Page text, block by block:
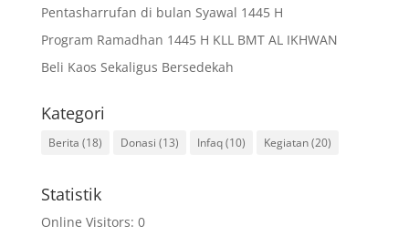
Pentasharrufan di bulan Syawal 1445 H
Program Ramadhan 1445 H KLL BMT AL IKHWAN
Beli Kaos Sekaligus Bersedekah
Kategori
Berita (18) Donasi (13) Infaq(10) Kegiatan(20)
Statistik
Online Visitors: 0